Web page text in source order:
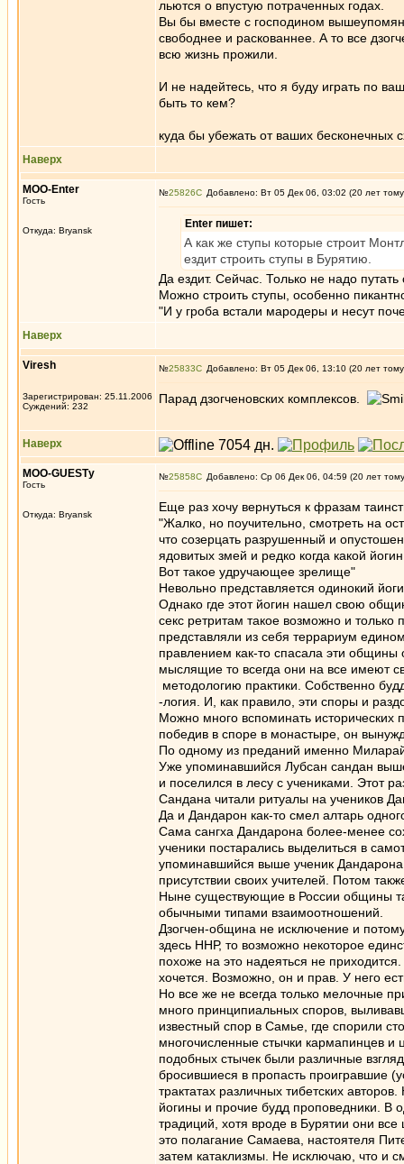
льются о впустую потраченных годах.
Вы бы вместе с господином
свободнее и раскованнее. А то все
всю жизнь прожили.
И не надейтесь, что я буду играть по
быть то кем?
куда бы убежать от ваших бесконечных
Наверх
MOO-Enter
Гость
Откуда: Bryansk
№25826 Добавлено: Вт 05 Дек 06, 03:02 (20 лет
Enter пишет:
А как же ступы которые строит
ездит строить ступы в Бурятию.
Да ездит. Сейчас. Только не надо
Можно строить ступы, особенно
"И у гроба встали мародеры и несут
Наверх
Viresh
Зарегистрирован: 25.11.2006
Суждений: 232
№25833 Добавлено: Вт 05 Дек 06, 13:10 (20 лет
Парад дзогченовских комплексов.
Наверх
MOO-GUESTу
Гость
Откуда: Bryansk
№25858 Добавлено: Ср 06 Дек 06, 04:59 (20 лет
Еще раз хочу вернуться к фразам
"Жалко, но поучительно, смотреть на
что созерцать разрушенный и
ядовитых змей и редко когда какой
Вот такое удручающее зрелище"
Невольно представляется одинокий
Однако где этот йогин нашел свою
секс ретритам такое возможно и
представляли из себя террариум
правлением как-то спасала эти общины
мыслящие то всегда они на все имеют
методологию практики. Собственно
-логия. И, как правило, эти споры и
Можно много вспоминать
победив в споре в монастыре, он
По одному из преданий именно
Уже упоминавшийся Лубсан сандан
и поселился в лесу с учениками. Этот
Сандана читали ритуалы на учеников
Да и Дандарон как-то смел алтарь
Сама сангха Дандарона более-менее
ученики постарались выделиться в
упоминавшийся выше ученик
присутствии своих учителей. Потом
Ныне существующие в России общины
обычными типами взаимоотношений.
Дзогчен-община не исключение и
здесь ННР, то возможно некоторое
похоже на это надеяться не
хочется. Возможно, он и прав. У него
Но все же не всегда только мелочные
много принципиальных споров,
известный спор в Самье, где спорили
многочисленные стычки кармапинцев и
подобных стычек были различные
бросившиеся в пропасть проигравшие
трактатах различных тибетских
йогины и прочие будд проповедники. В
традиций, хотя вроде в Бурятии они
это полагание Самаева, настоятеля
затем катаклизмы. Не исключаю, что и